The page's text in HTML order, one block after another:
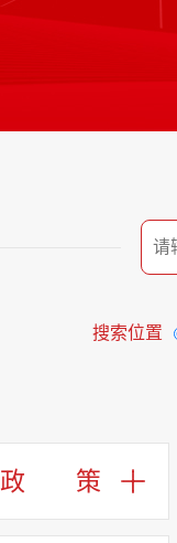
搜索位置
政 策